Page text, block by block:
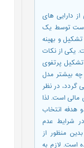
دارایی های
توسط یک
و بهینه
یکی از نکات
پرتفوی
بیشتر مدل
گردد، در نظر
است. لذا
انتخاب
شرایط عدم
منظور از
است. لازم به